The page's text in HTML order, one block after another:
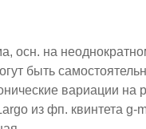
на
быть
вариации
из фп. квинтета g-